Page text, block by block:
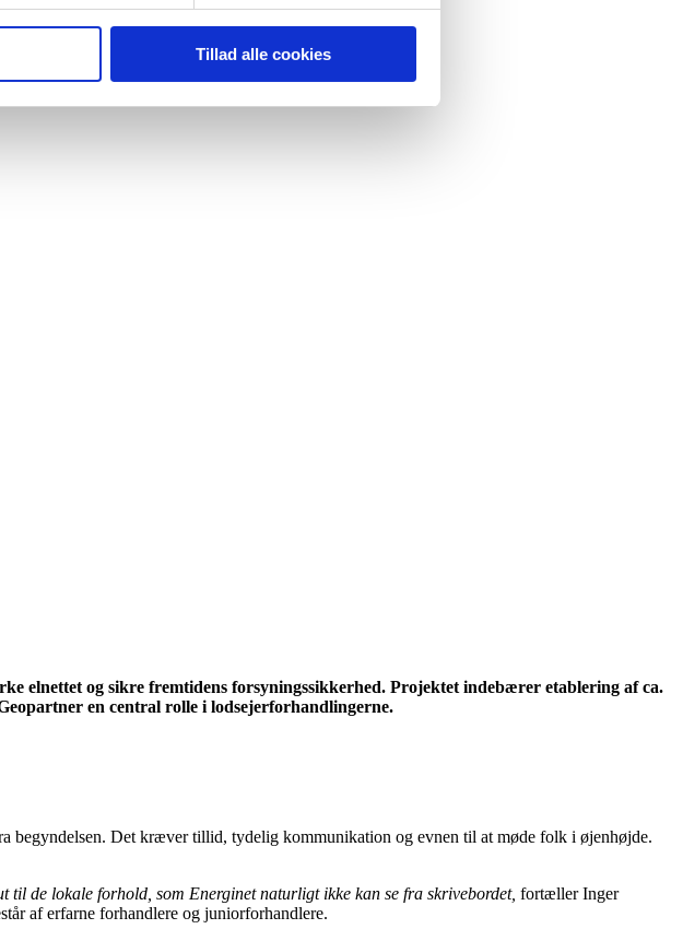
Tillad alle cookies
elnettet og sikre fremtidens forsyningssikkerhed. Projektet indebærer etablering af ca.
en central rolle i lodsejerforhandlingerne.
begyndelsen. Det kræver tillid, tydelig kommunikation og evnen til at møde folk i øjenhøjde.
de lokale forhold, som Energinet naturligt ikke kan se fra skrivebordet, fortæller Inger
af erfarne forhandlere og juniorforhandlere.